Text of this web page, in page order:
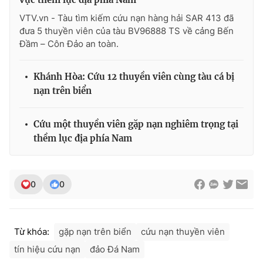
Đài Truyền hình Việt Nam
Giấy phép hoạt động báo in và báo điện tử số 483/GP-BTTTT
cấp ngày 29/12/2023
Nguyễn Trọng Ninh
Tổng đài VTV: 024.38 355 931 - 024.38 355 932
VTV.vn - Tàu tìm kiếm cứu nạn hàng hải SAR 413 đã
đưa 5 thuyền viên của tàu BV96888 TS về cảng Bến
Đầm – Côn Đảo an toàn.
Khánh Hòa: Cứu 12 thuyền viên cùng tàu cá bị
nạn trên biển
Cứu một thuyền viên gặp nạn nghiêm trọng tại
thềm lục địa phía Nam
0 0
Từ khóa: gặp nạn trên biển
cứu nạn thuyền viên
tín hiệu cứu nạn
đảo Đá Nam